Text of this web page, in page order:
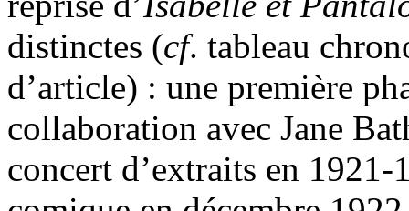
distinctes (cf. tableau
d’article) : une première
collaboration avec Jane
concert d’extraits en